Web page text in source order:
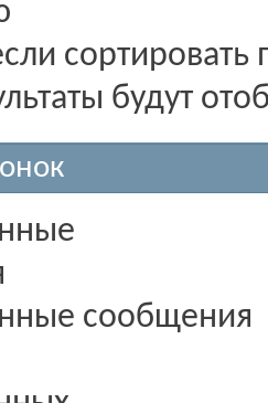
будут
сообщения